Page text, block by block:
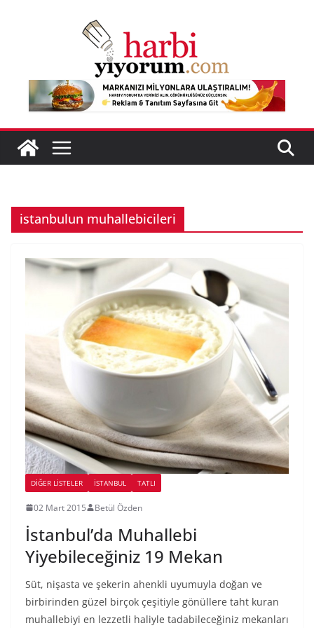
istanbulun muhallebicileri
DIĞER LISTELER İSTANBUL TATLI
02 Mart 2015 Betül Özden
İstanbul’da Muhallebi
Yiyebileceğiniz 19 Mekan
Süt, nişasta ve şekerin ahenkli uyumuyla doğan ve
birbirinden güzel birçok çeşitiyle gönüllere taht kuran
muhallebiyi en lezzetli haliyle tadabileceğiniz mekanları